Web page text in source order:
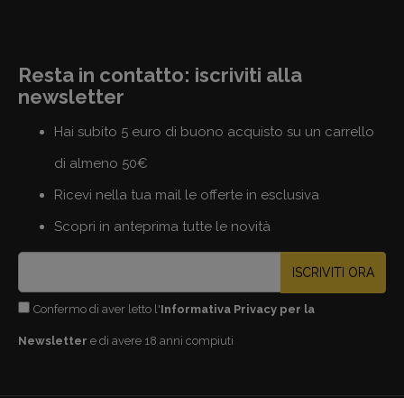
Resta in contatto: iscriviti alla
newsletter
Hai subito 5 euro di buono acquisto su un carrello
di almeno 50€
Ricevi nella tua mail le offerte in esclusiva
Scopri in anteprima tutte le novità
ISCRIVITI ORA
Confermo di aver letto l'Informativa Privacy per la
Newsletter e di avere 18 anni compiuti